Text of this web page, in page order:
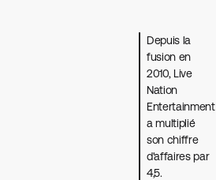
Depuis la
fusion en
2010, Live
Nation
Entertainment
a multiplié
son chiffre
d'affaires par
4,5.